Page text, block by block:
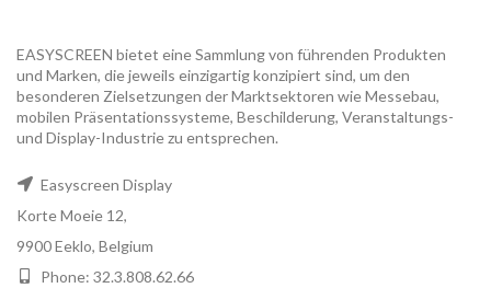
EASYSCREEN bietet eine Sammlung von führenden Produkten
und Marken, die jeweils einzigartig konzipiert sind, um den
besonderen Zielsetzungen der Marktsektoren wie Messebau,
mobilen Präsentationssysteme, Beschilderung, Veranstaltungs-
und Display-Industrie zu entsprechen.
Easyscreen Display
Korte Moeie 12,
9900 Eeklo, Belgium
Phone: 32.3.808.62.66